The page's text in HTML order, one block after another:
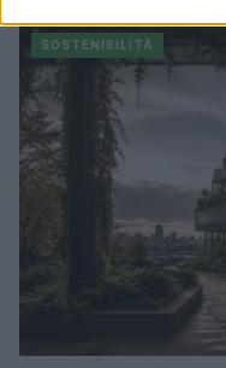
SOSTENIBILITÀ